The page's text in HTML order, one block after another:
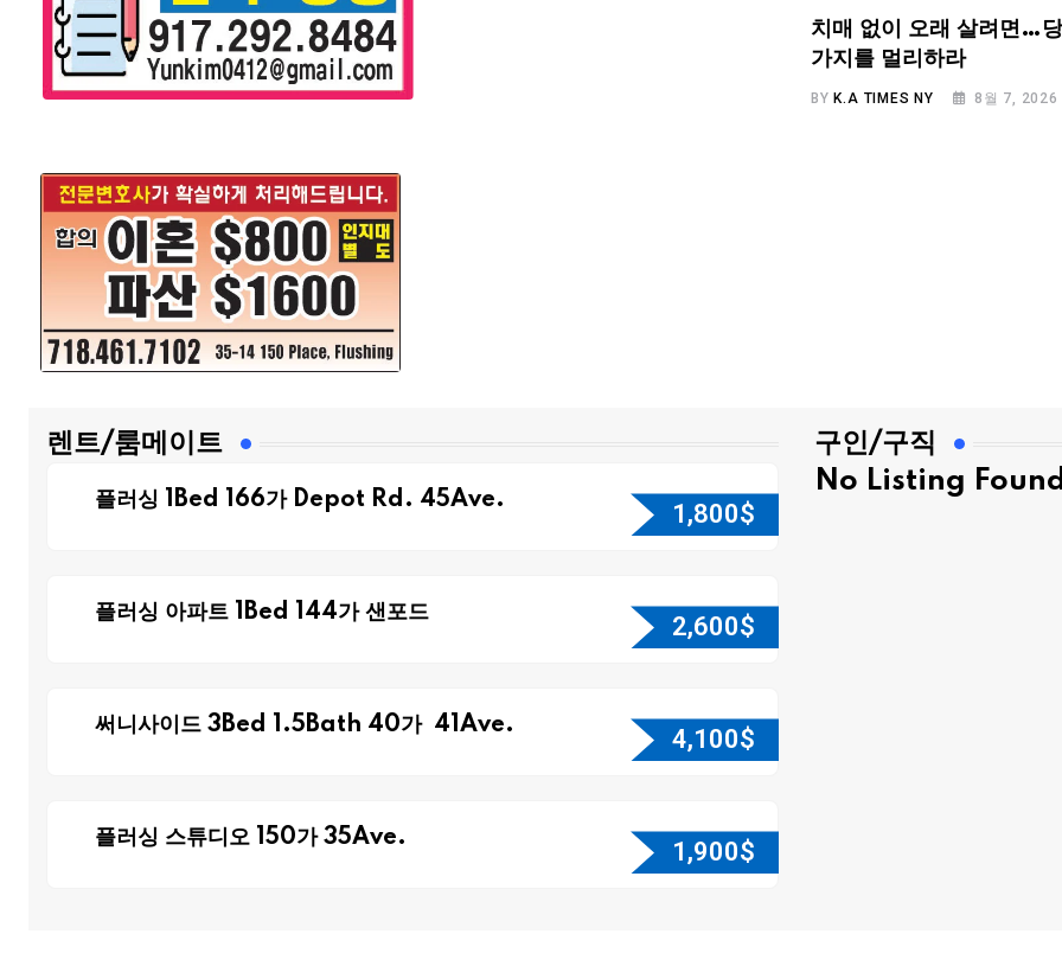
치매 없이 오래 살려면…
가지를 멀리하라
BYK.A TIMES NY 8월 7, 2026
렌트/룸메이트
플러싱 1Bed 166가 Depot Rd. 45Ave. 1,800$
플러싱 아파트 1Bed 144가 샌포드 2,600$
써니사이드 3Bed 1.5Bath 40가 41Ave. 4,100$
플러싱 스튜디오 150가 35Ave. 1,900$
구인/구직
No Listing